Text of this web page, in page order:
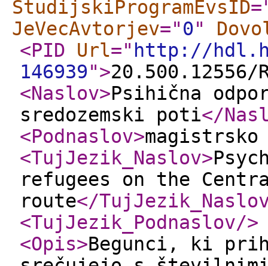
StudijskiProgramEvsID
JeVecAvtorjev="0"
<PID
Url=" http://
146939">20.500.12556/
<Naslov>Psihična
sredozemski poti</
<Podnaslov>magistrsko
<TujJezik_Naslov>
refugees on the
route</
<TujJezik_Podnaslov/>
<Opis>Begunci, ki